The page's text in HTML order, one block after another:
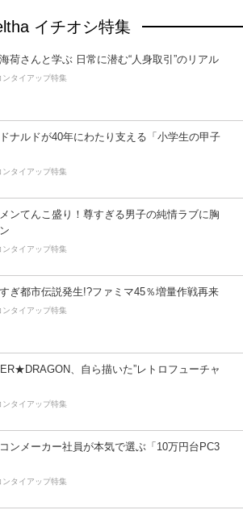
イチオシ特集
荷さんと学ぶ 日常に潜む“人身取引”のリアル
ンタイアップ特集
ナルドが40年にわたり支える「小学生の甲子
ンタイアップ特集
ンてんこ盛り！尊すぎる男子の純情ラブに胸
ンタイアップ特集
ぎ都市伝説発生!?ファミマ45％増量作戦再来
ンタイアップ特集
、自ら描いた”レトロフューチャ
ンタイアップ特集
ンメーカー社員が本気で選ぶ「10万円台PC3
ンタイアップ特集